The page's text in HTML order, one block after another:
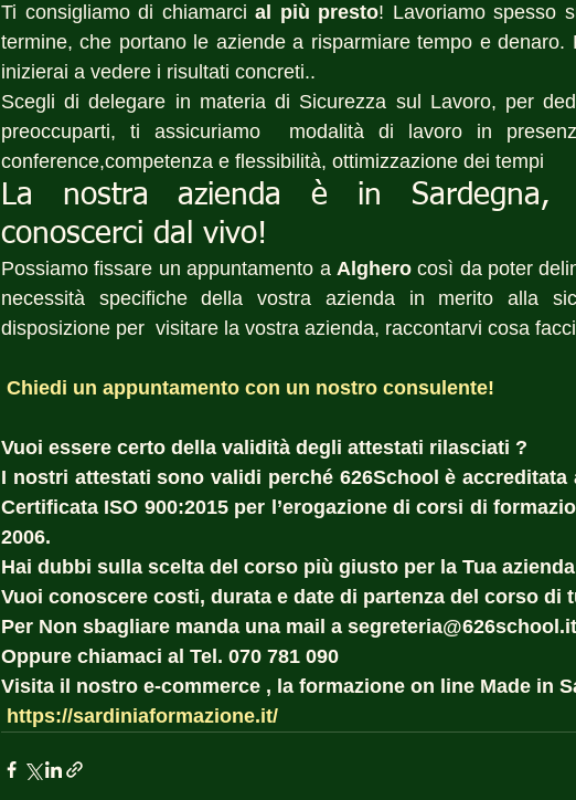
Ti consigliamo di chiamarci al più presto! Lavoriamo spesso
termine, che portano le aziende a risparmiare tempo e denaro.
inizierai a vedere i risultati concreti..
Scegli di delegare in materia di Sicurezza sul Lavoro, per
preoccuparti, ti assicuriamo  modalità di lavoro in
conference,competenza e flessibilità, ottimizzazione dei tempi
La nostra azienda è in Sardegna,
conoscerci dal vivo!
Possiamo fissare un appuntamento a Alghero così da poter
necessità specifiche della vostra azienda in merito alla
disposizione per  visitare la vostra azienda, raccontarvi cosa
Chiedi un appuntamento con un nostro consulente!
Vuoi essere certo della validità degli attestati rilasciati ?
I nostri attestati sono validi perché 626School è accreditata
Certificata ISO 900:2015 per l’erogazione di corsi di
2006.
Hai dubbi sulla scelta del corso più giusto per la Tua
Vuoi conoscere costi, durata e date di partenza del corso di
Per Non sbagliare manda una mail a segreteria@626school.it
Oppure chiamaci al Tel. 070 781 090
Visita il nostro e-commerce , la formazione on line Made in
https://sardiniaformazione.it/